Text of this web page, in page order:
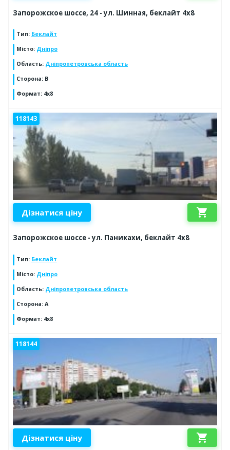
Запорожское шоссе, 24 - ул. Шинная, беклайт 4х8
Тип: Беклайт
Місто: Дніпро
Область: Дніпропетровська область
Сторона: B
Формат: 4х8
118143
Дізнатися ціну shopping_cart
Запорожское шоссе - ул. Паникахи, беклайт 4х8
Тип: Беклайт
Місто: Дніпро
Область: Дніпропетровська область
Сторона: A
Формат: 4х8
118144
Дізнатися ціну shopping_cart